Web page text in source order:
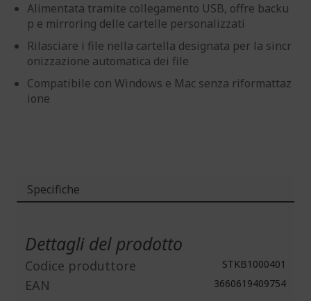
Alimentata tramite collegamento USB, offre backu
p e mirroring delle cartelle personalizzati
Rilasciare i file nella cartella designata per la sincr
onizzazione automatica dei file
Compatibile con Windows e Mac senza riformattaz
ione
Specifiche
Dettagli del prodotto
Codice produttore STKB1000401
EAN 3660619409754